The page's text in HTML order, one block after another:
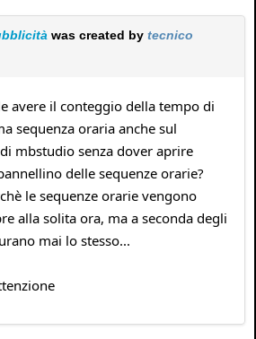
was created by tecnico
avere il conteggio della tempo di
sequenza oraria anche sul
mbstudio senza dover aprire
delle sequenze orarie?
le sequenze orarie vengono
alla solita ora, ma a seconda degli
mai lo stesso...